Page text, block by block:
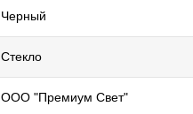
Черный
Стекло
ООО "Премиум Свет"